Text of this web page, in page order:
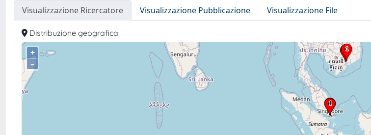
Visualizzazione Ricercatore Visualizzazione Pubblicazione Visualizzazione File
Distribuzione geografica
+
–